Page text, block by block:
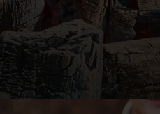
Denmark | Danmark
Estonia | Eesti
Finland | Suomi